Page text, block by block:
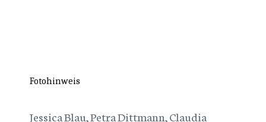
Fotohinweis
Jessica Blau, Petra Dittmann, Claudia